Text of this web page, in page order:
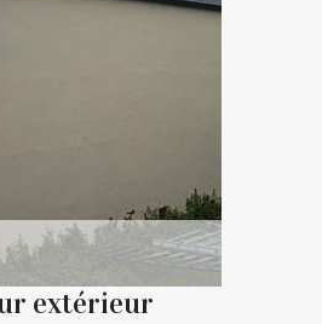
extérieur